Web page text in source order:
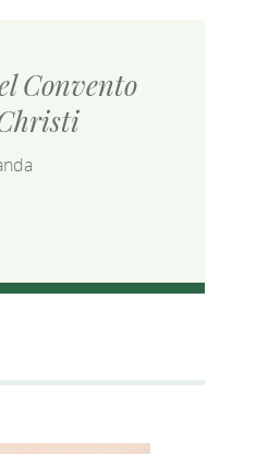
Convento